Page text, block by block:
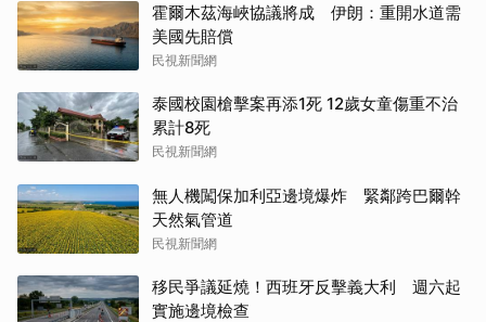
霍爾木茲海峽協議將成 伊朗：重開水道需
美國先賠償
民視新聞網
泰國校園槍擊案再添1死 12歲女童傷重不治
累計8死
民視新聞網
無人機闖保加利亞邊境爆炸 緊鄰跨巴爾幹
天然氣管道
民視新聞網
移民爭議延燒！西班牙反擊義大利 週六起
實施邊境檢查